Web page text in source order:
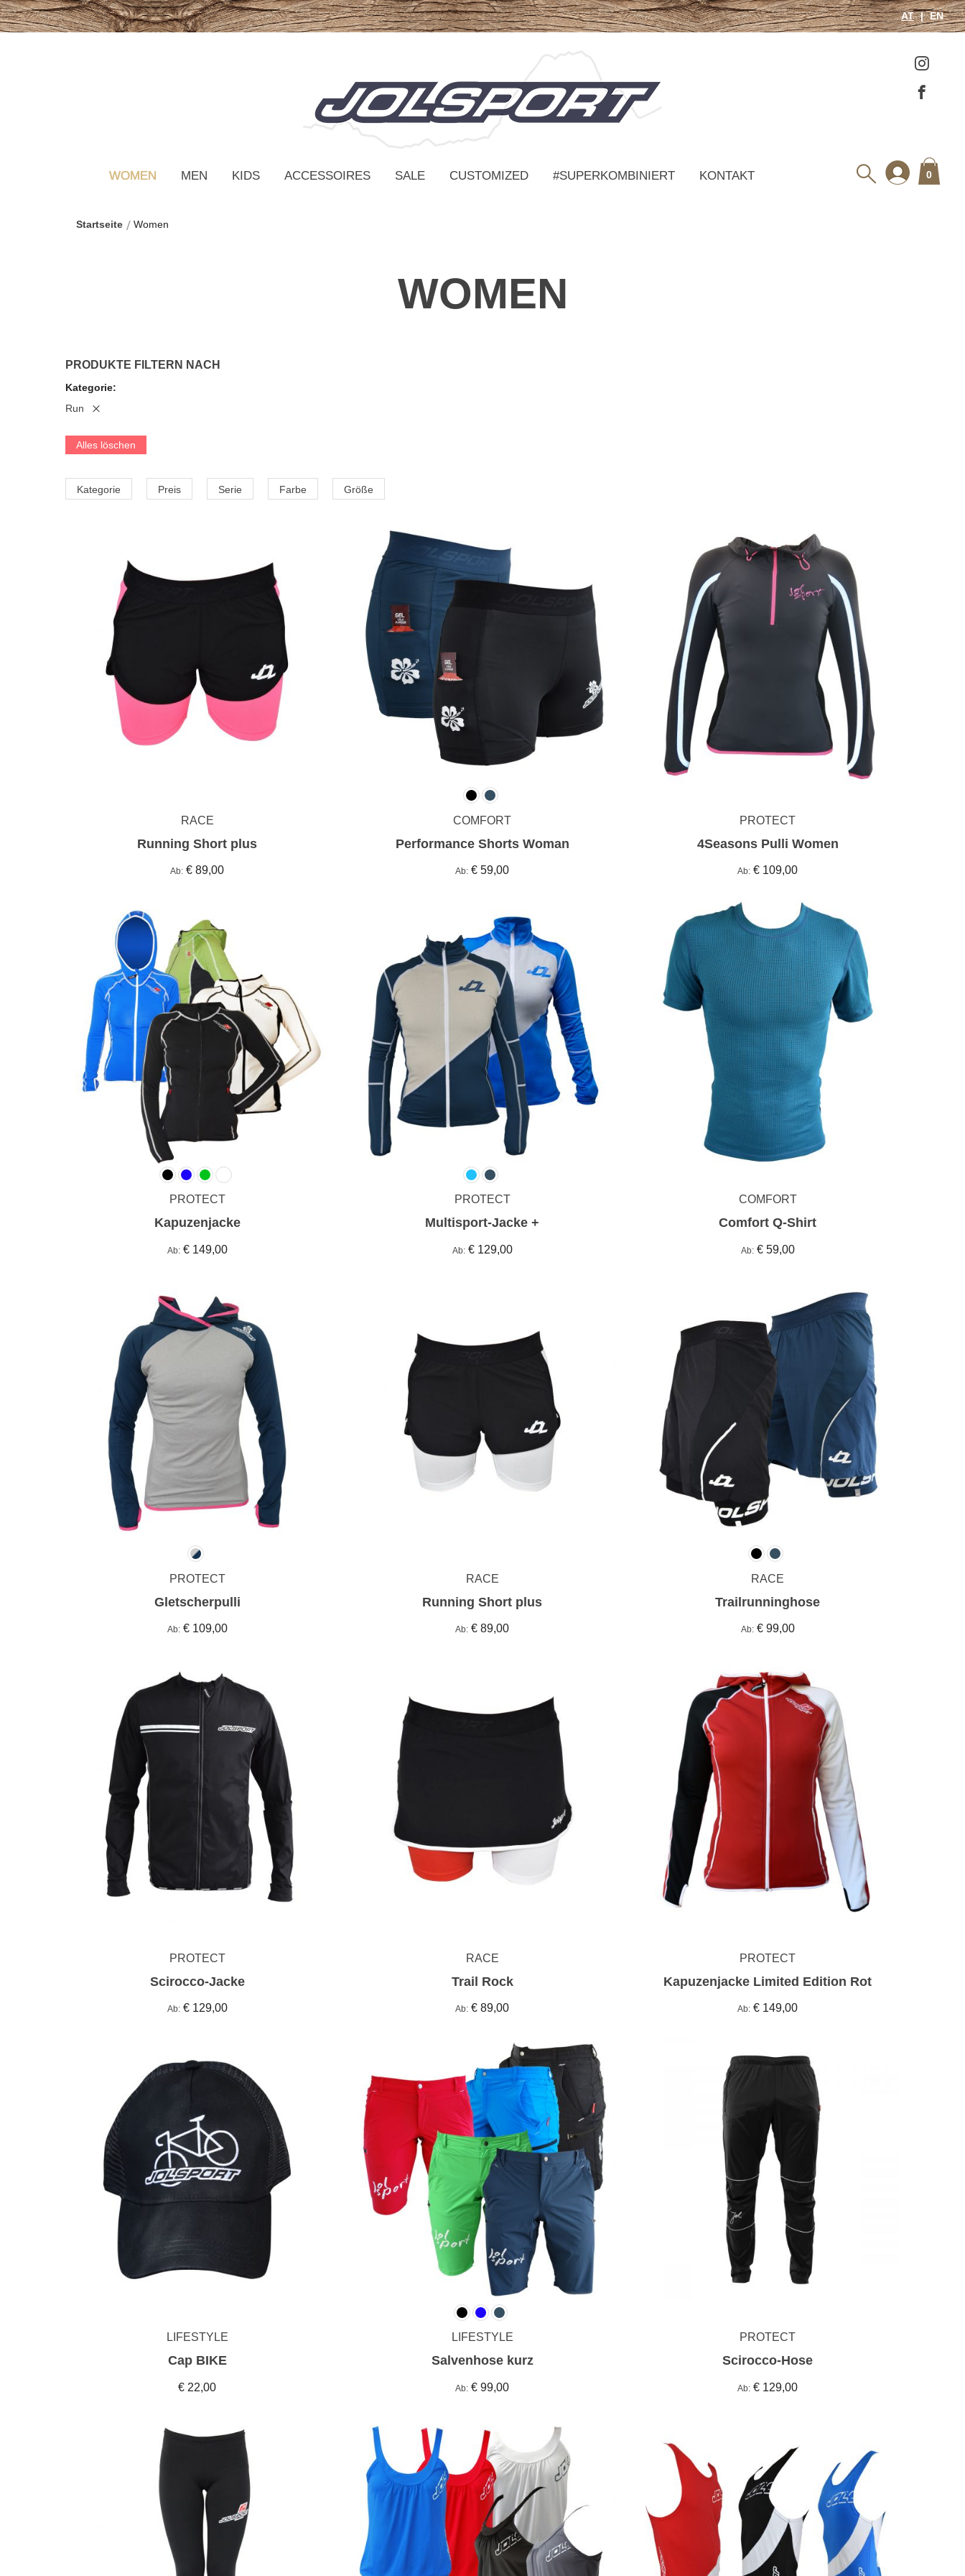
AT EN
WOMEN MEN KIDS ACCESSOIRES SALE CUSTOMIZED #SUPERKOMBINIERT KONTAKT 0
Startseite Women
WOMEN
PRODUKTE FILTERN NACH
Kategorie
Run
Alles löschen
Kategorie Preis Serie Farbe Größe
RACE
Running Short plus
Ab € 89,00
COMFORT
Performance Shorts Woman
Ab € 59,00
PROTECT
4Seasons Pulli Women
Ab € 109,00
PROTECT
Kapuzenjacke
Ab € 149,00
PROTECT
Multisport-Jacke +
Ab € 129,00
COMFORT
Comfort Q-Shirt
Ab € 59,00
PROTECT
Gletscherpulli
Ab € 109,00
RACE
Running Short plus
Ab € 89,00
RACE
Trailrunninghose
Ab € 99,00
PROTECT
Scirocco-Jacke
Ab € 129,00
RACE
Trail Rock
Ab € 89,00
PROTECT
Kapuzenjacke Limited Edition Rot
Ab € 149,00
LIFESTYLE
Cap BIKE
€ 22,00
LIFESTYLE
Salvenhose kurz
Ab € 99,00
PROTECT
Scirocco-Hose
Ab € 129,00